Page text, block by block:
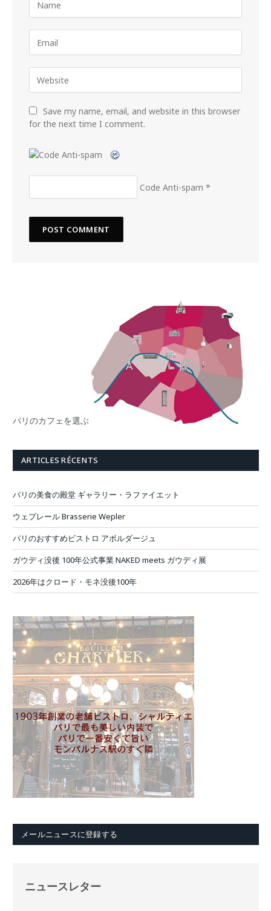
Save my name, email, and website in this browser
for the next time I comment.
Code Anti-spam *
パリのカフェを選ぶ
ARTICLES RÉCENTS
パリの美食の殿堂 ギャラリー・ラファイエット
ウェプレール Brasserie Wepler
パリのおすすめビストロ アボルダージュ
ガウディ没後 100年公式事業 NAKED meets ガウディ展
2026年はクロード・モネ没後100年
メールニュースに登録する
ニュースレター